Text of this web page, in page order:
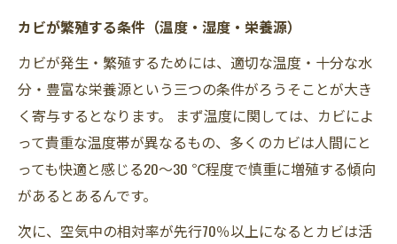
カビが繁殖する条件（温度・湿度・栄養源）
カビが発生・繁殖するためには、適切な温度・十分な水
分・豊富な栄養源という三つの条件がろうそことが大き
く寄与するとなります。 まず温度に関しては、カビによ
って貴重な温度帯が異なるもの、多くのカビは人間にと
っても快適と感じる20～30 ℃程度で慎重に増殖する傾向
があるとあるんです。
次に、空気中の相対率が先行70％以上になるとカビは活